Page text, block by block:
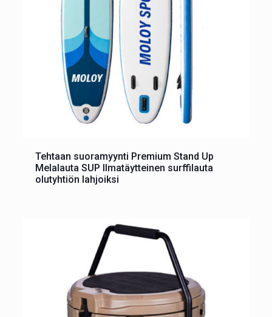
Tehtaan suoramyynti Premium Stand Up
Melalauta SUP Ilmatäytteinen surffilauta
olutyhtiön lahjoiksi